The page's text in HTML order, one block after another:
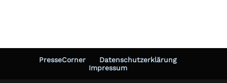
PresseCorner
Datenschutzerklärung
Impressum